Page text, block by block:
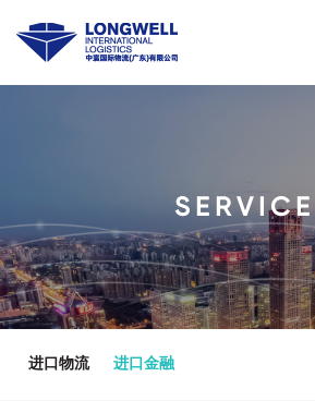
SERVICE
进口物流 进口金融